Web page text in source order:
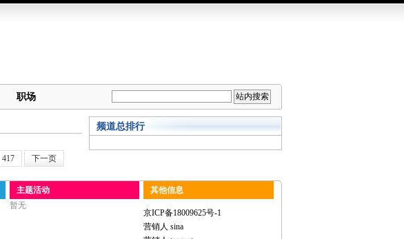
职场
417 下一页
频道总排行
主题活动
暂无
其他信息
京ICP备18009625号-1
营销人 sina